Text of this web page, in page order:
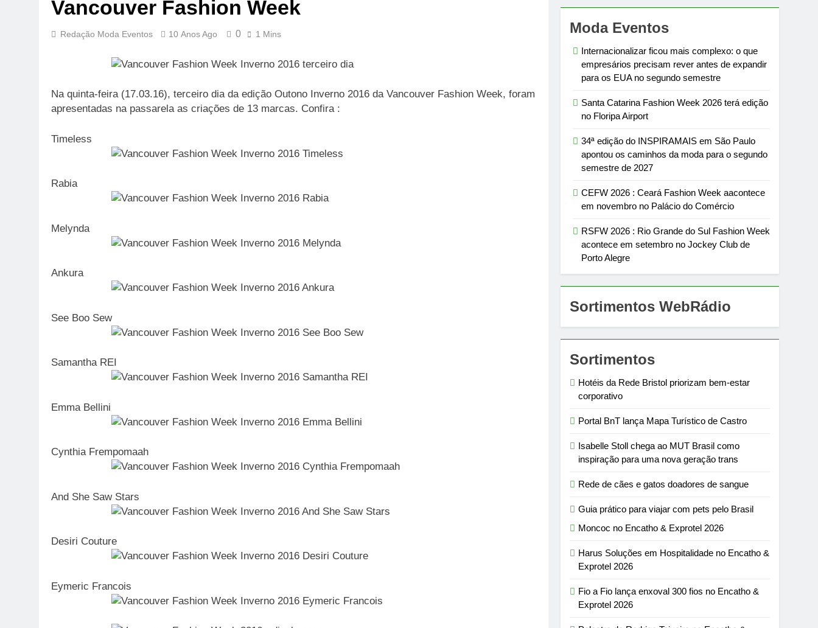
Vancouver Fashion Week
Redação Moda Eventos 10 Anos Ago 0 1 Mins
Na quinta-feira (17.03.16), terceiro dia da edição Outono Inverno 2016 da Vancouver Fashion Week, foram
apresentadas na passarela as criações de 13 marcas. Confira :
Timeless
Rabia
Melynda
Ankura
See Boo Sew
Samantha REI
Emma Bellini
Cynthia Frempomaah
And She Saw Stars
Desiri Couture
Eymeric Francois
Moda Eventos
Internacionalizar ficou mais complexo: o que
empresários precisam rever antes de expandir
para os EUA no segundo semestre
Santa Catarina Fashion Week 2026 terá edição
no Floripa Airport
34ª edição do INSPIRAMAIS em São Paulo
apontou os caminhos da moda para o segundo
semestre de 2027
CEFW 2026 : Ceará Fashion Week aacontece
em novembro no Palácio do Comércio
RSFW 2026 : Rio Grande do Sul Fashion Week
acontece em setembro no Jockey Club de
Porto Alegre
Sortimentos WebRádio
Sortimentos
Hotéis da Rede Bristol priorizam bem-estar
corporativo
Portal BnT lança Mapa Turístico de Castro
Isabelle Stoll chega ao MUT Brasil como
inspiração para uma nova geração trans
Rede de cães e gatos doadores de sangue
Guia prático para viajar com pets pelo Brasil
Moncoc no Encatho & Exprotel 2026
Harus Soluções em Hospitalidade no Encatho &
Exprotel 2026
Fio a Fio lança enxoval 300 fios no Encatho &
Exprotel 2026